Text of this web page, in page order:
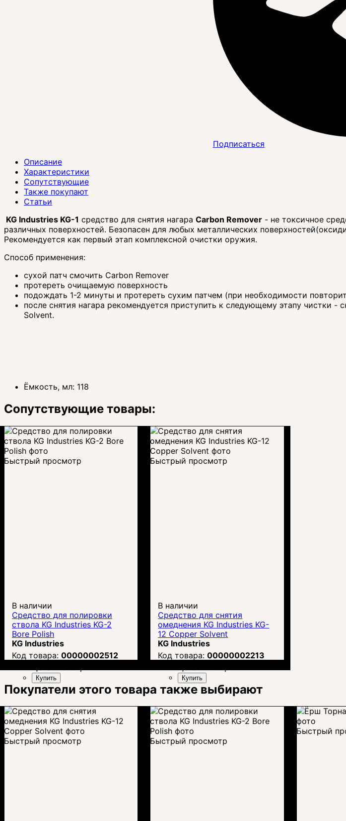
Подписаться
Описание
Характеристики
Сопутствующие
Также покупают
Статьи
KG Industries KG-1 средство для снятия нагара Carbon Remover - не токсичное
различных поверхностей. Безопасен для любых металлических
Рекомендуется как первый этап комплексной очистки оружия.
Способ применения:
сухой патч смочить Carbon Remover
протереть очищаемую поверхность
подождать 1-2 минуты и протереть сухим патчем (при необходимости
после снятия нагара рекомендуется приступить к следующему этапу чистки
Solvent.
Ёмкость, мл: 118
Сопутствующие товары:
Быстрый просмотр
В наличии
Средство для полировки
ствола KG Industries KG-2
Bore Polish
KG Industries
00000002512
Купить
Быстрый просмотр
В наличии
Средство для снятия
омеднения KG Industries KG-
12 Copper Solvent
KG Industries
00000002213
Купить
Покупатели этого товара также выбирают
Быстрый просмотр Быстрый просмотр
Быстрый